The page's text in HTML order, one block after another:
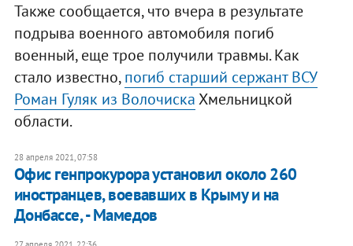
Также сообщается, что вчера в результате
подрыва военного автомобиля погиб
военный, еще трое получили травмы. Как
стало известно,погиб старший сержант ВСУ
Роман Гуляк из ВолочискаХмельницкой
области.
28 апреля 2021, 07:58
Офис генпрокурора установил около 260
иностранцев, воевавших в Крыму и на
Донбассе, - Мамедов